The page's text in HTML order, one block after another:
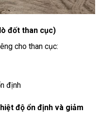
đốt than cục)
cho than cục:
định
độ ổn định và giảm